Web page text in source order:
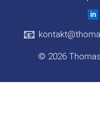
in
📧
© 2026